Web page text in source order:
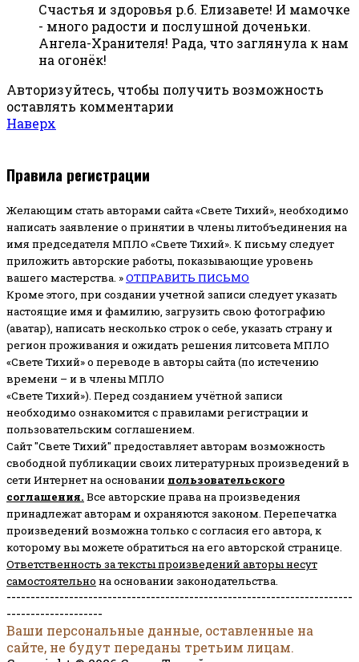
Счастья и здоровья р.б. Елизавете! И мамочке
- много радости и послушной доченьки.
Ангела-Хранителя! Рада, что заглянула к нам
на огонёк!
Авторизуйтесь, чтобы получить возможность
оставлять комментарии
Наверх
Правила регистрации
Желающим стать авторами сайта «Свете Тихий», необходимо
написать заявление о принятии в члены литобъединения на
имя председателя МПЛО «Свете Тихий». К письму следует
приложить авторские работы, показывающие уровень
вашего мастерства. »ОТПРАВИТЬ ПИСЬМО
Кроме этого, при создании учетной записи следует указать
настоящие имя и фамилию, загрузить свою фотографию
(аватар), написать несколько строк о себе, указать страну и
регион проживания и ожидать решения литсовета МПЛО
«Свете Тихий» о переводе в авторы сайта (по истечению
времени – и в члены МПЛО
«Свете Тихий»). Перед созданием учётной записи
необходимо ознакомится с правилами регистрации и
пользовательским соглашением.
Сайт "Свете Тихий" предоставляет авторам возможность
свободной публикации своих литературных произведений в
сети Интернет на основании пользовательского
соглашения. Все авторские права на произведения
принадлежат авторам и охраняются законом. Перепечатка
произведений возможна только с согласия его автора, к
которому вы можете обратиться на его авторской странице.
Ответственность за тексты произведений авторы несут
самостоятельно на основании законодательства.
------------------------------------------------------------------------
--------------------
Ваши персональные данные, оставленные на
сайте, не будут переданы третьим лицам.